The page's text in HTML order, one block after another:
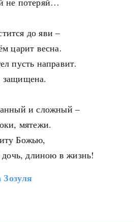
до яви –
царит весна.
пусть направит.
защищена.
и сложный –
мятежи.
Божью,
дочь, длиною в жизнь!